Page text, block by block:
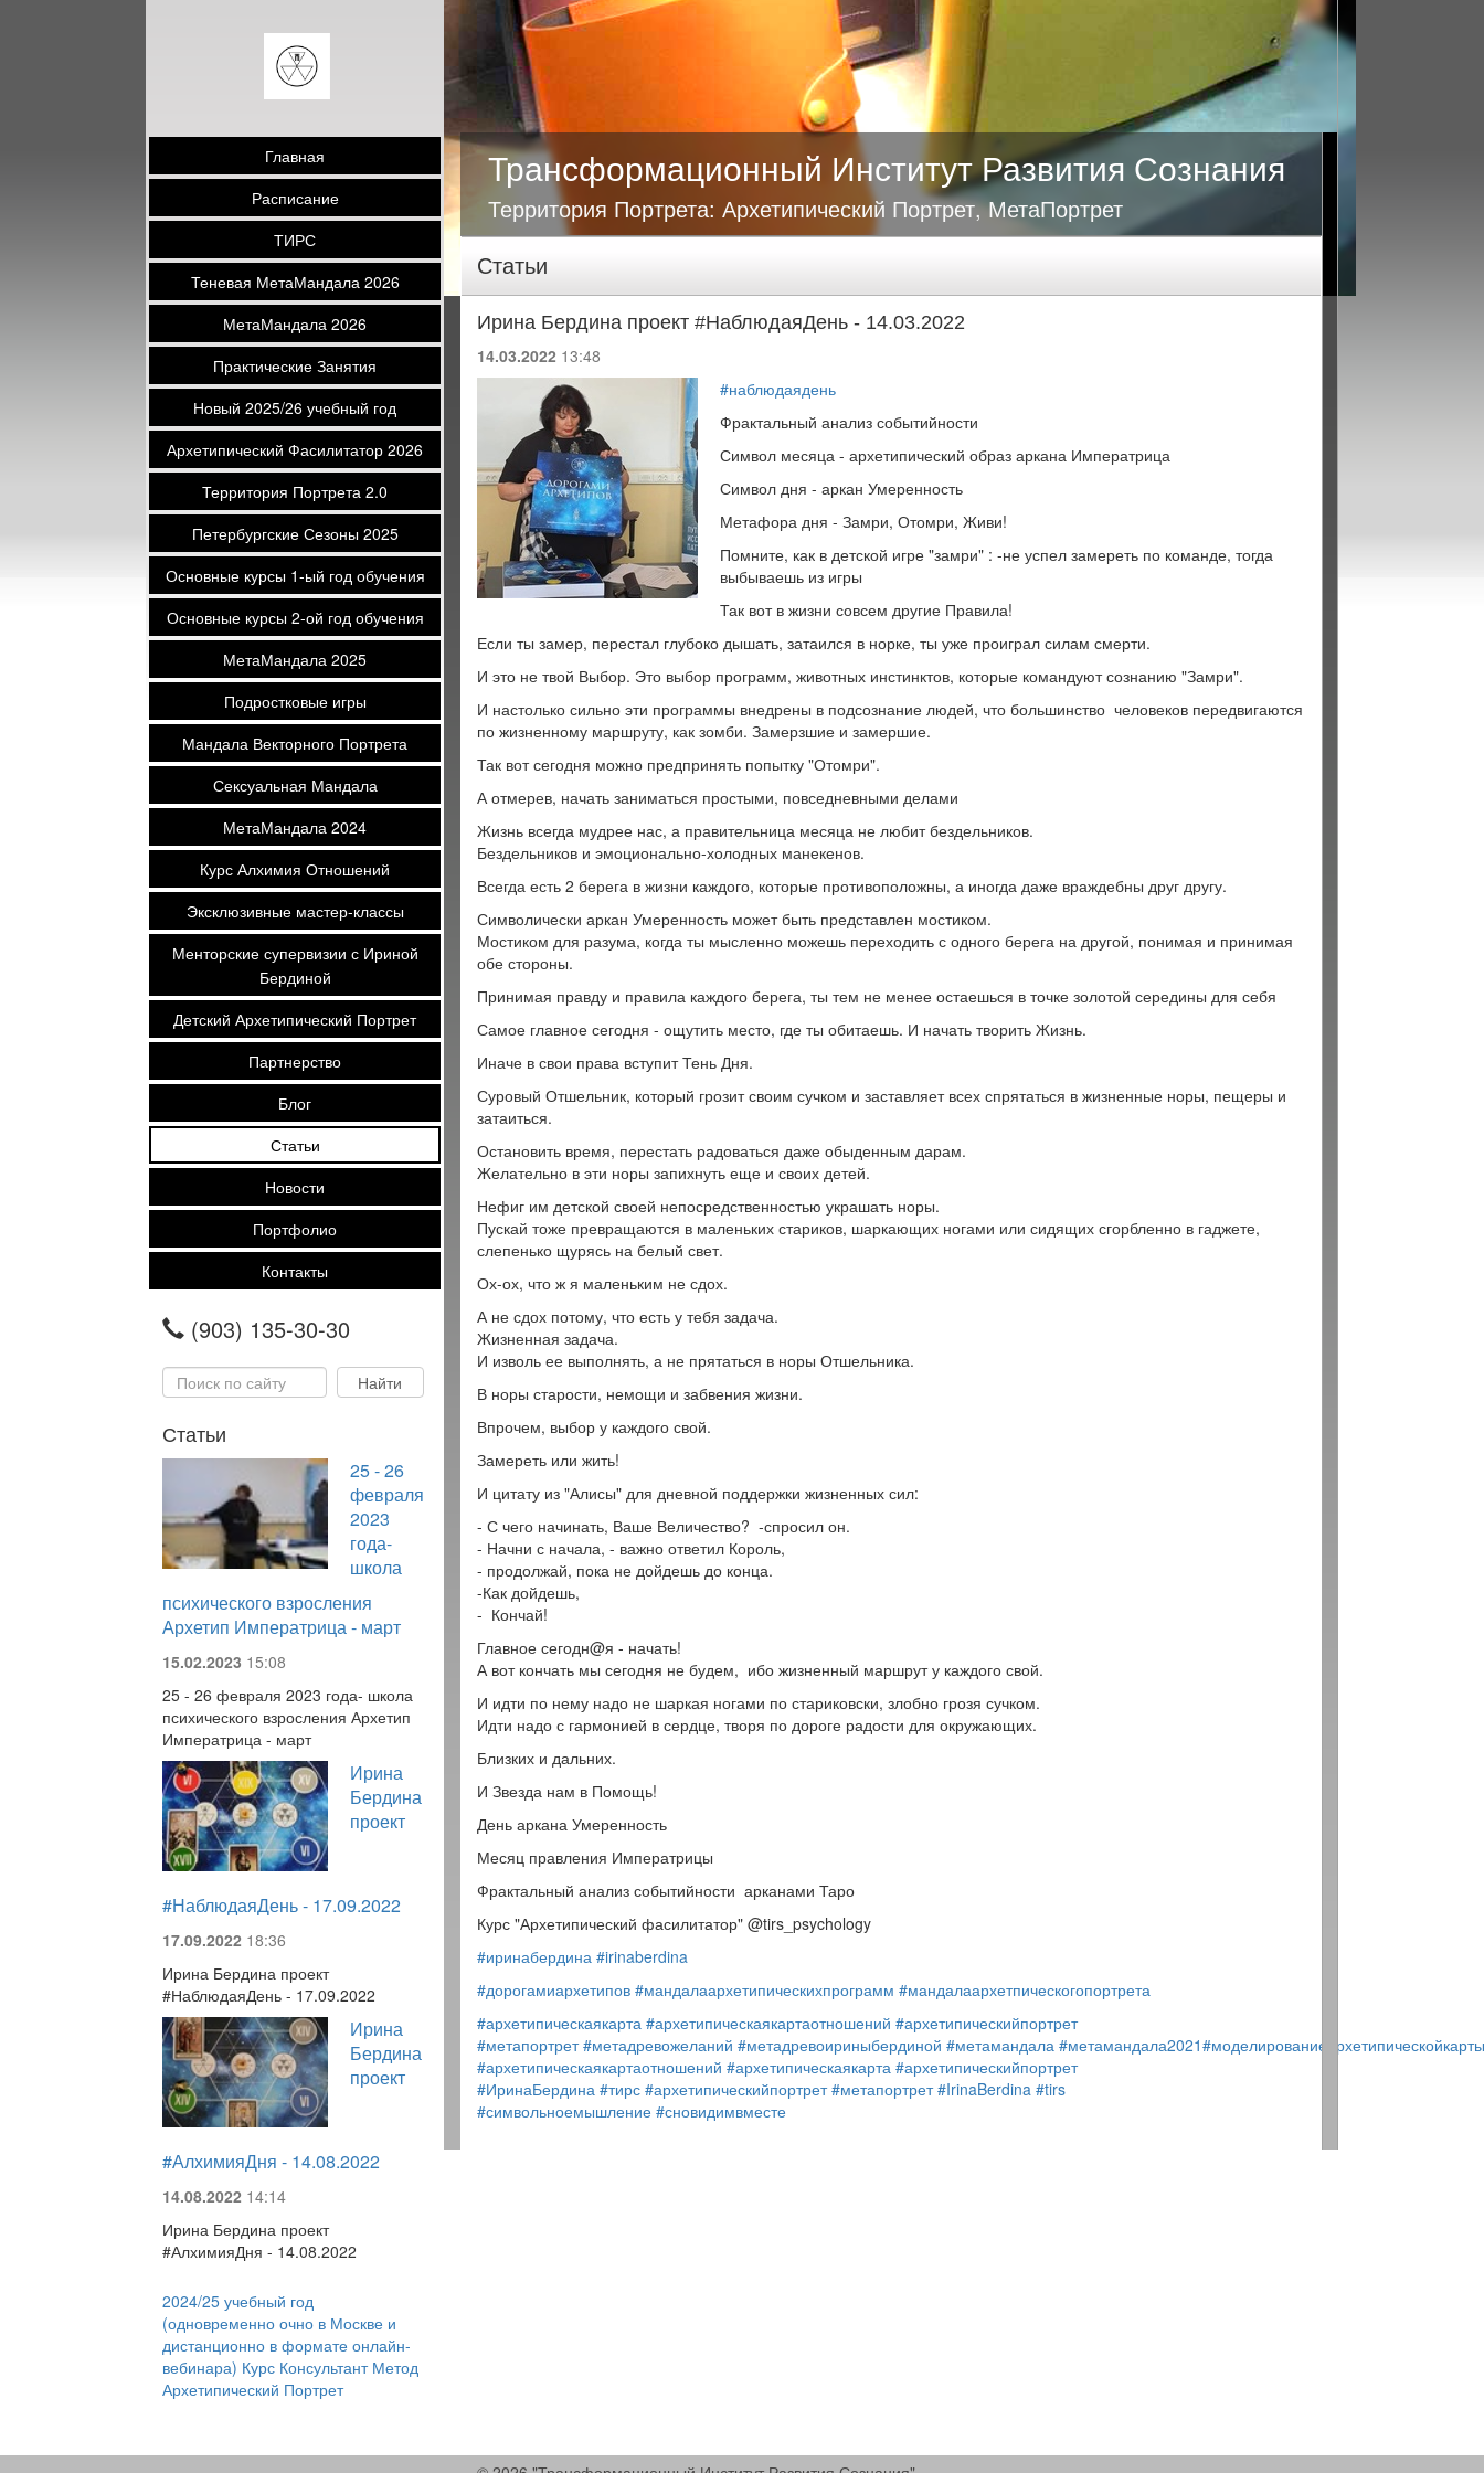
Главная
Расписание
ТИРС
Теневая МетаМандала 2026
МетаМандала 2026
Практические Занятия
Новый 2025/26 учебный год
Архетипический Фасилитатор 2026
Территория Портрета 2.0
Петербургские Сезоны 2025
Основные курсы 1-ый год обучения
Основные курсы 2-ой год обучения
МетаМандала 2025
Подростковые игры
Мандала Векторного Портрета
Сексуальная Мандала
МетаМандала 2024
Курс Алхимия Отношений
Эксклюзивные мастер-классы
Менторские супервизии с Ириной
Бердиной
Детский Архетипический Портрет
Партнерство
Блог
Статьи
Новости
Портфолио
Контакты
(903) 135-30-30
Статьи
25 - 26
февраля
2023
года-
школа
психического взросления
Архетип Императрица - март
15.02.2023 15:08
25 - 26 февраля 2023 года- школа
психического взросления Архетип
Императрица - март
Ирина
Бердина
проект
#НаблюдаяДень - 17.09.2022
17.09.2022 18:36
Ирина Бердина проект
#НаблюдаяДень - 17.09.2022
Ирина
Бердина
проект
#АлхимияДня - 14.08.2022
14.08.2022 14:14
Ирина Бердина проект
#АлхимияДня - 14.08.2022
2024/25 учебный год
(одновременно очно в Москве и
дистанционно в формате онлайн-
вебинара) Курс Консультант Метод
Архетипический Портрет
Трансформационный Институт Развития Сознания
Территория Портрета: Архетипический Портрет, МетаПортрет
Статьи
Ирина Бердина проект #НаблюдаяДень - 14.03.2022
14.03.2022 13:48
#наблюдаядень
Фрактальный анализ событийности
Символ месяца - архетипический образ аркана Императрица
Символ дня - аркан Умеренность
Метафора дня - Замри, Отомри, Живи!
Помните, как в детской игре "замри" : -не успел замереть по команде, тогда
выбываешь из игры
Так вот в жизни совсем другие Правила!
Если ты замер, перестал глубоко дышать, затаился в норке, ты уже проиграл силам смерти.
И это не твой Выбор. Это выбор программ, животных инстинктов, которые командуют сознанию "Замри".
И настолько сильно эти программы внедрены в подсознание людей, что большинство человеков передвигаются
по жизненному маршруту, как зомби. Замерзшие и замершие.
Так вот сегодня можно предпринять попытку "Отомри".
А отмерев, начать заниматься простыми, повседневными делами
Жизнь всегда мудрее нас, а правительница месяца не любит бездельников.
Бездельников и эмоционально-холодных манекенов.
Всегда есть 2 берега в жизни каждого, которые противоположны, а иногда даже враждебны друг другу.
Символически аркан Умеренность может быть представлен мостиком.
Мостиком для разума, когда ты мысленно можешь переходить с одного берега на другой, понимая и принимая
обе стороны.
Принимая правду и правила каждого берега, ты тем не менее остаешься в точке золотой середины для себя
Самое главное сегодня - ощутить место, где ты обитаешь. И начать творить Жизнь.
Иначе в свои права вступит Тень Дня.
Суровый Отшельник, который грозит своим сучком и заставляет всех спрятаться в жизненные норы, пещеры и
затаиться.
Остановить время, перестать радоваться даже обыденным дарам.
Желательно в эти норы запихнуть еще и своих детей.
Нефиг им детской своей непосредственностью украшать норы.
Пускай тоже превращаются в маленьких стариков, шаркающих ногами или сидящих сгорбленно в гаджете,
слепенько щурясь на белый свет.
Ох-ох, что ж я маленьким не сдох.
А не сдох потому, что есть у тебя задача.
Жизненная задача.
И изволь ее выполнять, а не прятаться в норы Отшельника.
В норы старости, немощи и забвения жизни.
Впрочем, выбор у каждого свой.
Замереть или жить!
И цитату из "Алисы" для дневной поддержки жизненных сил:
- С чего начинать, Ваше Величество? -спросил он.
- Начни с начала, - важно ответил Король,
- продолжай, пока не дойдешь до конца.
-Как дойдешь,
- Кончай!
Главное сегодн@я - начать!
А вот кончать мы сегодня не будем, ибо жизненный маршрут у каждого свой.
И идти по нему надо не шаркая ногами по стариковски, злобно грозя сучком.
Идти надо с гармонией в сердце, творя по дороге радости для окружающих.
Близких и дальних.
И Звезда нам в Помощь!
День аркана Умеренность
Месяц правления Императрицы
Фрактальный анализ событийности арканами Таро
Курс "Архетипический фасилитатор" @tirs_psychology
#иринабердина #irinaberdina
#дорогамиархетипов #мандалаархетипическихпрограмм #мандалаархетпическогопортрета
#архетипическаякарта #архетипическаякартаотношений #архетипическийпортрет
#метапортрет #метадревожеланий #метадревоириныбердиной #метамандала #метамандала2021#моделированиеархетипическойкарты
#архетипическаякартаотношений #архетипическаякарта #архетипическийпортрет
#ИринаБердина #тирс #архетипическийпортрет #метапортрет #IrinaBerdina #tirs
#символьноемышление #сновидимвместе